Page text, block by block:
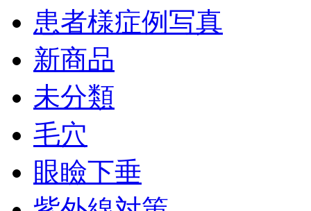
患者様症例写真
新商品
未分類
毛穴
眼瞼下垂